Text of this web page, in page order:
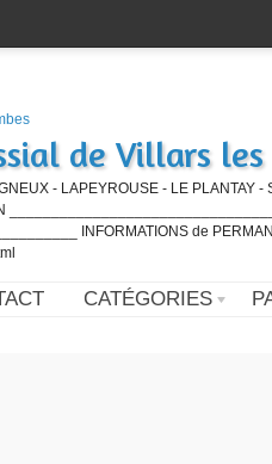
de Villars les
- LAPEYROUSE - LE PLANTAY
INFORMATIONS de
CATÉGORIES